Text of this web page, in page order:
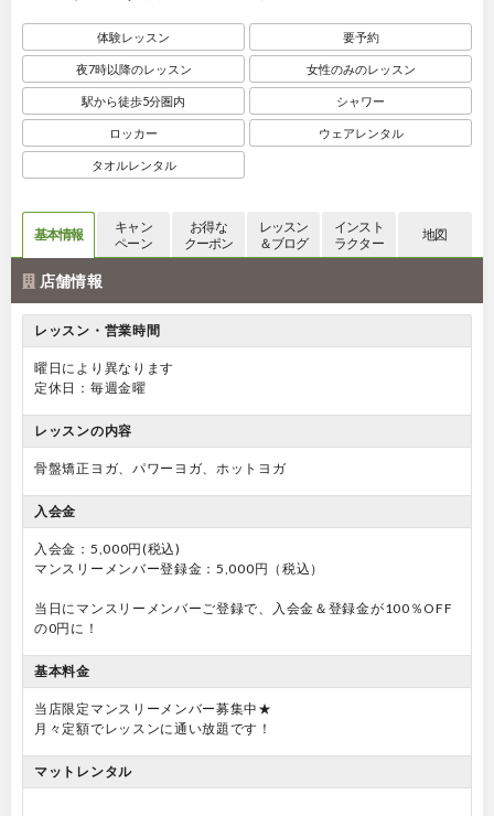
体験レッスン 要予約
夜7時以降のレッスン 女性のみのレッスン
駅から徒歩5分圏内 シャワー
ロッカー ウェアレンタル
タオルレンタル
基本情報
キャン
ペーン
お得な
クーポン
レッスン
＆ブログ
インスト
ラクター
地図
店舗情報
レッスン・営業時間
曜日により異なります
定休日：毎週金曜
レッスンの内容
骨盤矯正ヨガ、パワーヨガ、ホットヨガ
入会金
入会金：5,000円(税込)
マンスリーメンバー登録金：5,000円（税込）
当日にマンスリーメンバーご登録で、入会金＆登録金が100％OFF
の0円に！
基本料金
当店限定マンスリーメンバー募集中★
月々定額でレッスンに通い放題です！
マットレンタル